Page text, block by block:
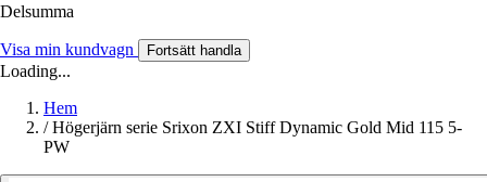
Delsumma
Visa min kundvagn Fortsätt handla
Loading...
Hem
/ Högerjärn serie Srixon ZXI Stiff Dynamic Gold Mid 115 5-
PW